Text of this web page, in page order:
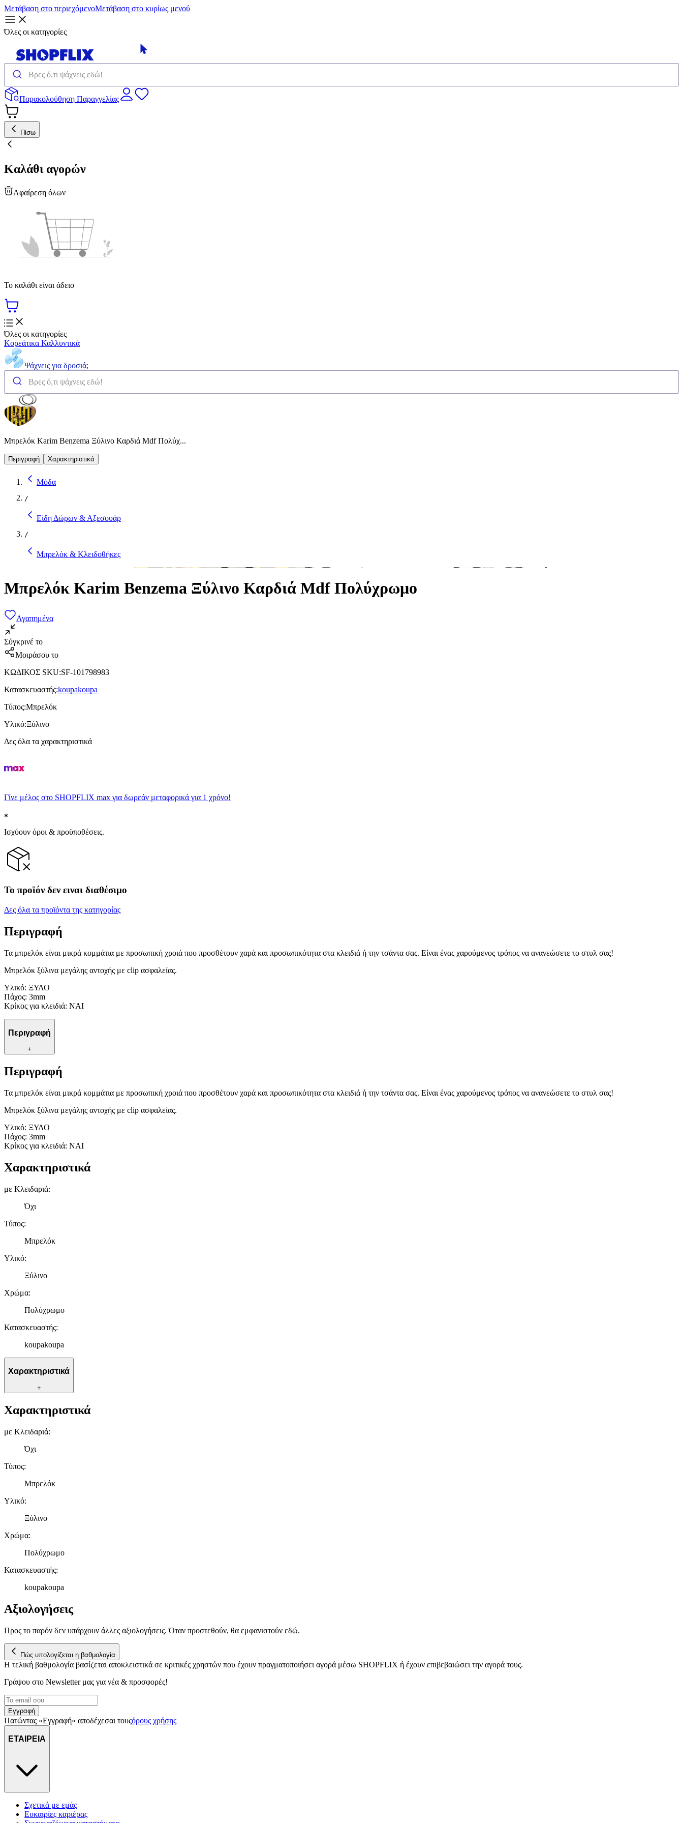
Μετάβαση στο περιεχόμενοΜετάβαση στο κυρίως μενού
Όλες οι κατηγορίες
Παρακολούθηση Παραγγελίας
Πίσω
Καλάθι αγορών
Αφαίρεση όλων
Το καλάθι είναι άδειο
Όλες οι κατηγορίες
Κορεάτικα Καλλυντικά
Ψάχνεις για δροσιά;
Μπρελόκ Karim Benzema Ξύλινο Καρδιά Mdf Πολύχ...
Περιγραφή Χαρακτηριστικά
Μόδα
/
Είδη Δώρων & Αξεσουάρ
/
Μπρελόκ & Κλειδοθήκες
Μπρελόκ Karim Benzema Ξύλινο Καρδιά Mdf Πολύχρωμο
Αγαπημένα
Σύγκρινέ το
Μοιράσου το
ΚΩΔΙΚΟΣ SKU:SF-101798983
Κατασκευαστής:koupakoupa
Τύπος:Μπρελόκ
Υλικό:Ξύλινο
Δες όλα τα χαρακτηριστικά
Γίνε μέλος στο SHOPFLIX max για δωρεάν μεταφορικά για 1 χρόνο!
Ισχύουν όροι & προϋποθέσεις.
Το προϊόν δεν ειναι διαθέσιμο
Δες όλα τα προϊόντα της κατηγορίας
Περιγραφή
Τα μπρελόκ είναι μικρά κομμάτια με προσωπική χροιά που προσθέτουν χαρά και προσωπικότητα στα κλειδιά ή την τσάντα σας. Είναι ένας χαρούμενος τρόπος να ανανεώσετε το στυλ σας!
Μπρελόκ ξύλινα μεγάλης αντοχής με clip ασφαλείας.
Υλικό: ΞΥΛΟ
Πάχος: 3mm
Κρίκος για κλειδιά: ΝΑΙ
Περιγραφή
+
Περιγραφή
Τα μπρελόκ είναι μικρά κομμάτια με προσωπική χροιά που προσθέτουν χαρά και προσωπικότητα στα κλειδιά ή την τσάντα σας. Είναι ένας χαρούμενος τρόπος να ανανεώσετε το στυλ σας!
Μπρελόκ ξύλινα μεγάλης αντοχής με clip ασφαλείας.
Υλικό: ΞΥΛΟ
Πάχος: 3mm
Κρίκος για κλειδιά: ΝΑΙ
Χαρακτηριστικά
με Κλειδαριά:
Όχι
Τύπος:
Μπρελόκ
Υλικό:
Ξύλινο
Χρώμα:
Πολύχρωμο
Κατασκευαστής:
koupakoupa
Χαρακτηριστικά
+
Χαρακτηριστικά
με Κλειδαριά:
Όχι
Τύπος:
Μπρελόκ
Υλικό:
Ξύλινο
Χρώμα:
Πολύχρωμο
Κατασκευαστής:
koupakoupa
Αξιολογήσεις
Προς το παρόν δεν υπάρχουν άλλες αξιολογήσεις. Όταν προστεθούν, θα εμφανιστούν εδώ.
Πώς υπολογίζεται η βαθμολογία
Η τελική βαθμολογία βασίζεται αποκλειστικά σε κριτικές χρηστών που έχουν πραγματοποιήσει αγορά μέσω SHOPFLIX ή έχουν επιβεβαιώσει την αγορά τους.
Γράψου στο Νewsletter μας για νέα & προσφορές!
Εγγραφή
Πατώντας «Εγγραφή» αποδέχεσαι τουςόρους χρήσης
ΕΤΑΙΡΕΙΑ
Σχετικά με εμάς
Ευκαιρίες καριέρας